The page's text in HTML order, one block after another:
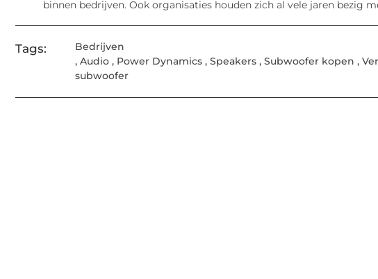
binnen bedrijven. Ook organisaties houden zich al vele jaren bezig
Tags:
Bedrijven
, Audio , Power Dynamics , Speakers , Subwoofer kopen ,
subwoofer